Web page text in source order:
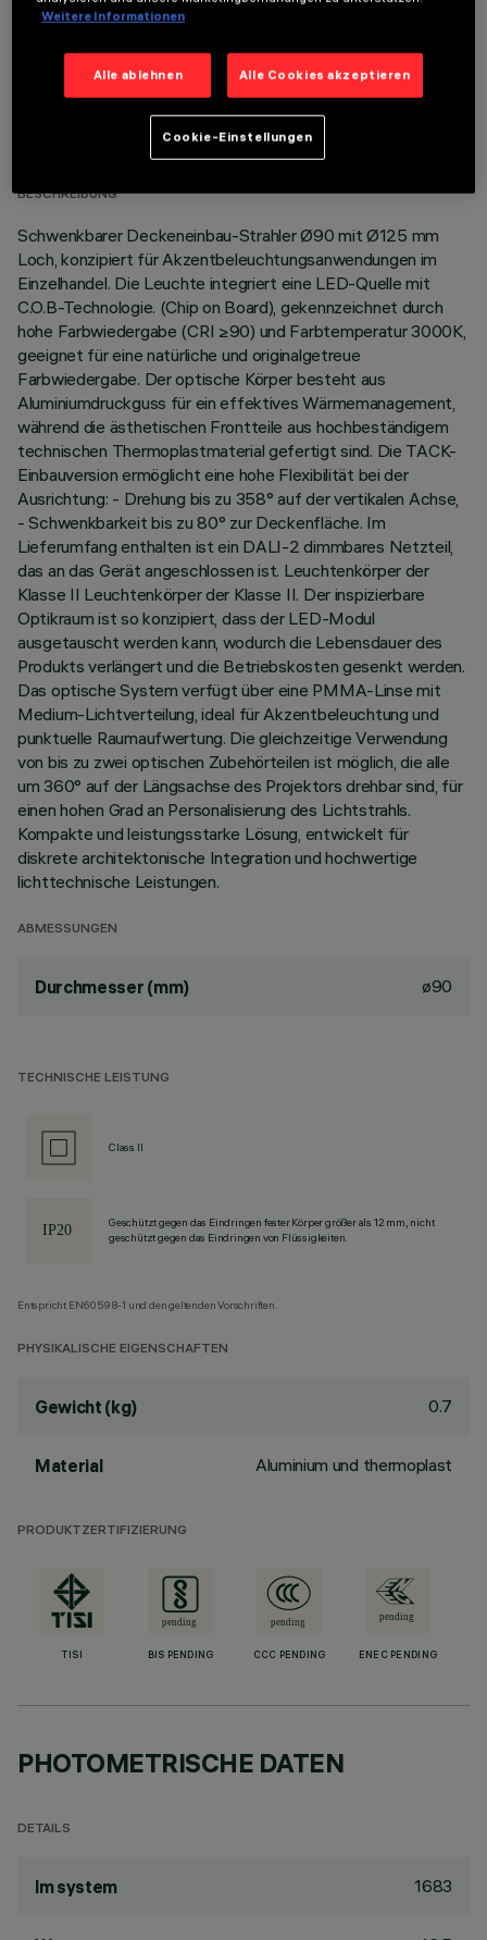
TECHNISCHE DATEN
LETZTES UPDATE: 07.08.2026
BESCHREIBUNG
Schwenkbarer Deckeneinbau-Strahler Ø90 mit Ø125 mm
Loch, konzipiert für Akzentbeleuchtungsanwendungen im
Einzelhandel. Die Leuchte integriert eine LED-Quelle mit
C.O.B-Technologie. (Chip on Board), gekennzeichnet durch
hohe Farbwiedergabe (CRI ≥90) und Farbtemperatur 3000K,
geeignet für eine natürliche und originalgetreue
Farbwiedergabe. Der optische Körper besteht aus
Aluminiumdruckguss für ein effektives Wärmemanagement,
während die ästhetischen Frontteile aus hochbeständigem
technischen Thermoplastmaterial gefertigt sind. Die TACK-
Einbauversion ermöglicht eine hohe Flexibilität bei der
Ausrichtung: - Drehung bis zu 358° auf der vertikalen Achse,
- Schwenkbarkeit bis zu 80° zur Deckenfläche. Im
Lieferumfang enthalten ist ein DALI-2 dimmbares Netzteil,
das an das Gerät angeschlossen ist. Leuchtenkörper der
Klasse II Leuchtenkörper der Klasse II. Der inspizierbare
Optikraum ist so konzipiert, dass der LED-Modul
ausgetauscht werden kann, wodurch die Lebensdauer des
Produkts verlängert und die Betriebskosten gesenkt werden.
Das optische System verfügt über eine PMMA-Linse mit
Medium-Lichtverteilung, ideal für Akzentbeleuchtung und
punktuelle Raumaufwertung. Die gleichzeitige Verwendung
von bis zu zwei optischen Zubehörteilen ist möglich, die alle
um 360° auf der Längsachse des Projektors drehbar sind, für
einen hohen Grad an Personalisierung des Lichtstrahls.
Kompakte und leistungsstarke Lösung, entwickelt für
diskrete architektonische Integration und hochwertige
lichttechnische Leistungen.
ABMESSUNGEN
Durchmesser (mm) ø90
TECHNISCHE LEISTUNG
Class II
Geschützt gegen das Eindringen fester Körper größer als 12 mm, nicht
geschützt gegen das Eindringen von Flüssigkeiten.
Entspricht EN60598-1 und den geltenden Vorschriften.
PHYSIKALISCHE EIGENSCHAFTEN
Gewicht (kg) 0.7
Material Aluminium und thermoplast
PRODUKTZERTIFIZIERUNG
TISI BIS PENDING CCC PENDING ENEC PENDING
PHOTOMETRISCHE DATEN
DETAILS
lm system 1683
Weitere Informationen
Alle ablehnen Alle Cookies akzeptieren
Cookie-Einstellungen